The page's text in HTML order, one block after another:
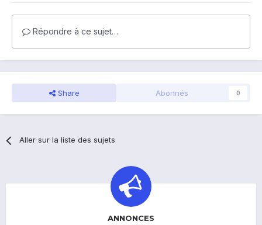
Répondre à ce sujet…
Share Abonnés 0
Aller sur la liste des sujets
ANNONCES